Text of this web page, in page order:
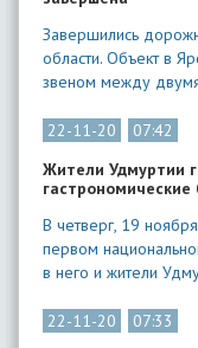
Завершились
области. Объект в
звеном между
22-11-20
07:42
Жители Удмуртии
В четверг, 19
первом
в него и жители
22-11-20
07:33